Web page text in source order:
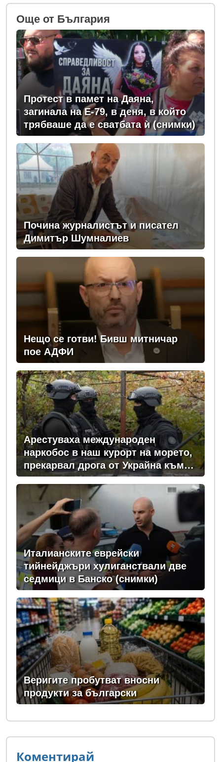
Oще от България
Протест в памет на Даяна,
загинала на Е-79, в деня, в който
трябваше да е сватбата ѝ (снимки)
Почина журналистът и писател
Димитър Шумналиев
Нещо се готви! Бивш митничар
пое АДФИ
Арестуваха международен
наркобос в наш курорт на морето,
прекарвал дрога от Украйна към
ЕС
Италианските еврейски
тийнейджъри хулиганствали две
седмици в Банско (снимки)
Веригите пробутват вносни
продукти за български
Коментирай